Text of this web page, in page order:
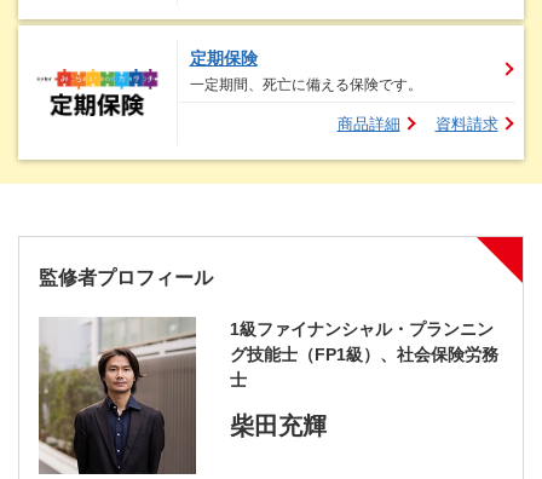
定期保険
一定期間、死亡に備える保険です。
商品詳細 資料請求
監修者プロフィール
1級ファイナンシャル・プランニン
グ技能士（FP1級）、社会保険労務
士
柴田充輝